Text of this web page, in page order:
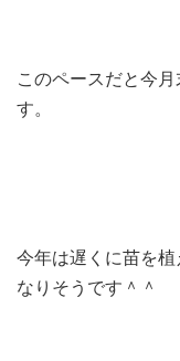
このペースだと今
す。
今年は遅くに苗を
なりそうです＾＾